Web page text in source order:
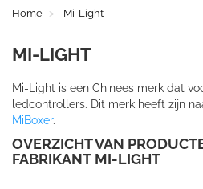
Home Mi-Light
MI-LIGHT
Mi-Light is een Chinees merk dat
ledcontrollers. Dit merk heeft zijn
MiBoxer.
OVERZICHT VAN
FABRIKANT MI-LIGHT